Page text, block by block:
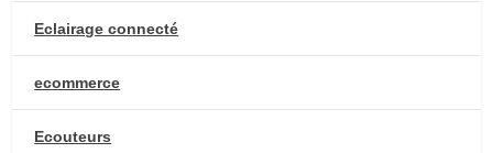
Eclairage connecté
ecommerce
Ecouteurs